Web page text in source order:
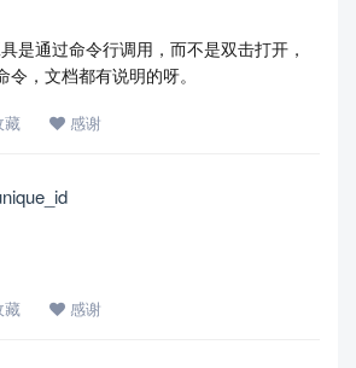
是通过命令行调用，而不是双击打开，
，文档都有说明的呀。
藏 感谢
藏 感谢